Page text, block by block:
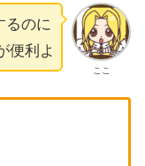
ここ
るのに
便利よ